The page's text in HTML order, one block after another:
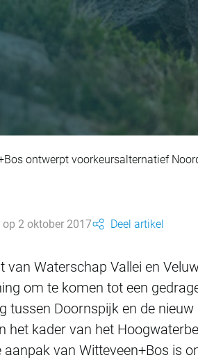
ontwerpt voorkeursalternatief
op 2 oktober 2017 Deel artikel
van Waterschap Vallei en
om te komen tot een
tussen Doornspijk en de
het kader van het
aanpak van Witteveen+Bos is